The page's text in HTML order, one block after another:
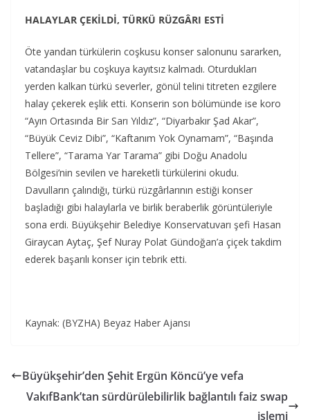
HALAYLAR ÇEKİLDİ, TÜRKÜ RÜZGÂRI ESTİ
Öte yandan türkülerin coşkusu konser salonunu sararken,
vatandaşlar bu coşkuya kayıtsız kalmadı. Oturdukları
yerden kalkan türkü severler, gönül telini titreten ezgilere
halay çekerek eşlik etti. Konserin son bölümünde ise koro
“Ayın Ortasında Bir Sarı Yıldız”, “Diyarbakır Şad Akar”,
“Büyük Ceviz Dibi”, “Kaftanım Yok Oynamam”, “Başında
Tellere”, “Tarama Yar Tarama” gibi Doğu Anadolu
Bölgesi’nin sevilen ve hareketli türkülerini okudu.
Davulların çalındığı, türkü rüzgârlarının estiği konser
başladığı gibi halaylarla ve birlik beraberlik görüntüleriyle
sona erdi. Büyükşehir Belediye Konservatuvarı şefi Hasan
Giraycan Aytaç, Şef Nuray Polat Gündoğan’a çiçek takdim
ederek başarılı konser için tebrik etti.
Kaynak: (BYZHA) Beyaz Haber Ajansı
Büyükşehir’den Şehit Ergün Köncü’ye vefa
VakıfBank’tan sürdürülebilirlik bağlantılı faiz swap
işlemi